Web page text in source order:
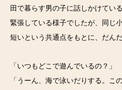
田で暮らす男の子に話しかけてい
緊張している様子でしたが、同じ
短いという共通点をもとに、だん
「いつもどこで遊んでいるの？」
「うーん、海で泳いだりする。こ